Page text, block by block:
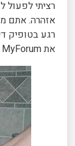
אזהרה. אתם
רגע בטופיק
את MyForum מקיר לקיר.